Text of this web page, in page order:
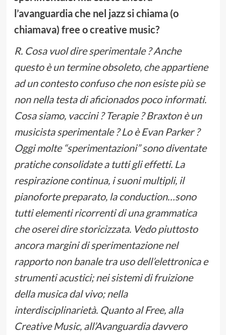
l’avanguardia che nel jazz si chiama (o
chiamava) free o creative music?
R. Cosa vuol dire sperimentale ? Anche
questo è un termine obsoleto, che appartiene
ad un contesto confuso che non esiste più se
non nella testa di aficionados poco informati.
Cosa siamo, vaccini ? Terapie ? Braxton è un
musicista sperimentale ? Lo è Evan Parker ?
Oggi molte “sperimentazioni” sono diventate
pratiche consolidate a tutti gli effetti. La
respirazione continua, i suoni multipli, il
pianoforte preparato, la conduction…sono
tutti elementi ricorrenti di una grammatica
che oserei dire storicizzata. Vedo piuttosto
ancora margini di sperimentazione nel
rapporto non banale tra uso dell’elettronica e
strumenti acustici; nei sistemi di fruizione
della musica dal vivo; nella
interdisciplinarietà. Quanto al Free, alla
Creative Music, all’Avanguardia davvero